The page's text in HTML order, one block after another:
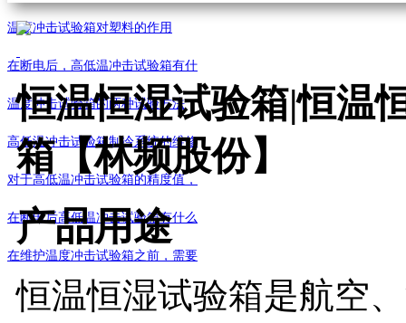
温度冲击试验箱对塑料的作用
在断电后，高低温冲击试验箱有什
温度冲击试验箱的两种试验方法
高低温冲击试验箱制冷系统的维修
对于高低温冲击试验箱的精度值，
在断电后高低温冲击试验箱有什么
在维护温度冲击试验箱之前，需要
恒温恒湿试验箱|恒温
箱【林频股份】
产品用途
恒温恒湿试验箱是航空